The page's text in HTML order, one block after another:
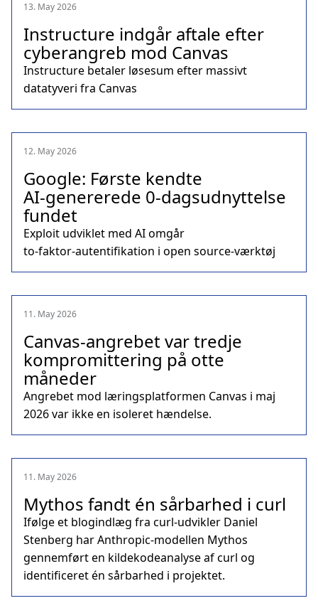
13. May 2026
Instructure indgår aftale efter
cyberangreb mod Canvas
Instructure betaler løsesum efter massivt
datatyveri fra Canvas
12. May 2026
Google: Første kendte
AI‑genererede 0-dagsudnyttelse
fundet
Exploit udviklet med AI omgår
to‑faktor‑autentifikation i open source‑værktøj
11. May 2026
Canvas-angrebet var tredje
kompromittering på otte
måneder
Angrebet mod læringsplatformen Canvas i maj
2026 var ikke en isoleret hændelse.
11. May 2026
Mythos fandt én sårbarhed i curl
Ifølge et blogindlæg fra curl‑udvikler Daniel
Stenberg har Anthropic‑modellen Mythos
gennemført en kildekodeanalyse af curl og
identificeret én sårbarhed i projektet.